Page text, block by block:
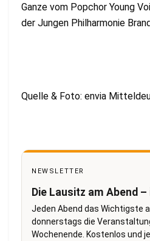
Ganze vom Popchor Young
der Jungen Philharmonie
Quelle & Foto: envia
NEWSLETTER
Die Lausitz am Abend
Jeden Abend das Wichtigste
donnerstags die
Wochenende. Kostenlos und